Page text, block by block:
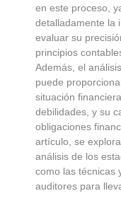
en este proceso,
detalladamente la
evaluar su
principios
Además, el
puede
situación
debilidades, y su
obligaciones
artículo, se
análisis de los
como las técnicas
auditores para